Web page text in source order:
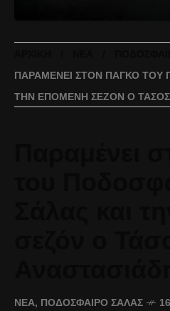
ΠΑΡΑΜΈΝΕΙ ΣΤΟΝ ΠΆΓΚΟ ΤΟΥ
ΤΗΝ ΕΠΌΜΕΝΗ ΣΕΖΌΝ Ο ΤΆΣΟΣ
ΝΈΑ, ΠΟΔΌΣΦΑΙΡΟ ΣΆΛΑΣ